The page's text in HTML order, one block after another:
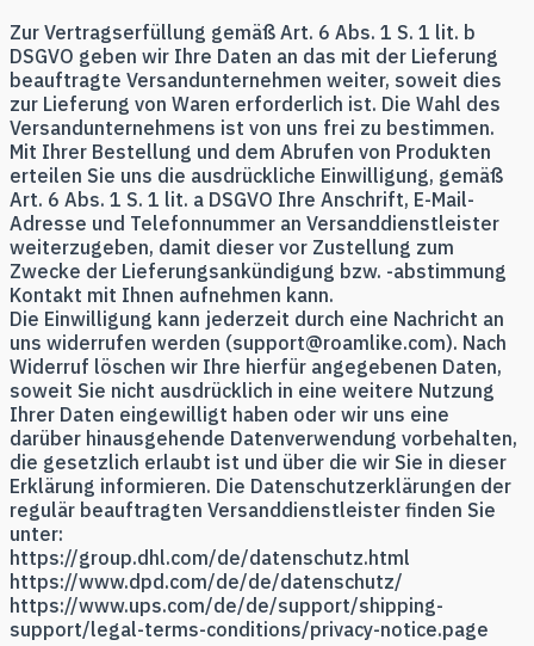
Zur Vertragserfüllung gemäß Art. 6 Abs. 1 S. 1 lit. b
DSGVO geben wir Ihre Daten an das mit der Lieferung
beauftragte Versandunternehmen weiter, soweit dies
zur Lieferung von Waren erforderlich ist. Die Wahl des
Versandunternehmens ist von uns frei zu bestimmen.
Mit Ihrer Bestellung und dem Abrufen von Produkten
erteilen Sie uns die ausdrückliche Einwilligung, gemäß
Art. 6 Abs. 1 S. 1 lit. a DSGVO Ihre Anschrift, E-Mail-
Adresse und Telefonnummer an Versanddienstleister
weiterzugeben, damit dieser vor Zustellung zum
Zwecke der Lieferungsankündigung bzw. -abstimmung
Kontakt mit Ihnen aufnehmen kann.
Die Einwilligung kann jederzeit durch eine Nachricht an
uns widerrufen werden (support@roamlike.com). Nach
Widerruf löschen wir Ihre hierfür angegebenen Daten,
soweit Sie nicht ausdrücklich in eine weitere Nutzung
Ihrer Daten eingewilligt haben oder wir uns eine
darüber hinausgehende Datenverwendung vorbehalten,
die gesetzlich erlaubt ist und über die wir Sie in dieser
Erklärung informieren. Die Datenschutzerklärungen der
regulär beauftragten Versanddienstleister finden Sie
unter:
https://group.dhl.com/de/datenschutz.html
https://www.dpd.com/de/de/datenschutz/
https://www.ups.com/de/de/support/shipping-
support/legal-terms-conditions/privacy-notice.page